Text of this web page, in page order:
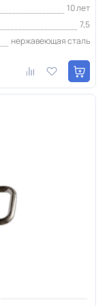
10 лет
7,5
нержавеющая сталь